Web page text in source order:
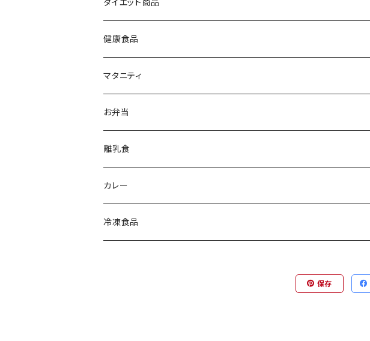
ダイエット商品
健康食品
マタニティ
お弁当
離乳食
カレー
冷凍食品
保存